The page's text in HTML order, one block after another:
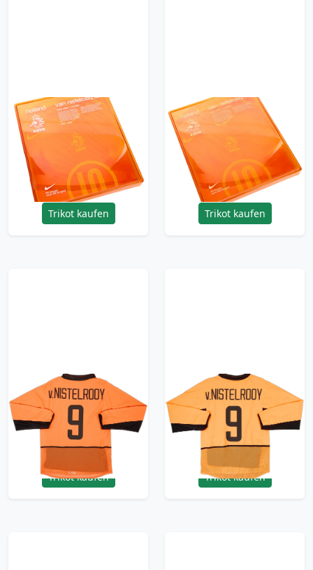
2004-06 Netherlands
Limited Edition Player
Issue Home Shirt
0848/5000 v.
Nistelrooy #10 (L)
539.99£ · ca. €637
Trikot kaufen
2004-06 Netherlands
Limited Edition Player
Issue Home Shirt
2561/5000 v.
Nistelrooy #10 (L)
479.99£ · ca. €566
Trikot kaufen
2002-04 Netherlands
Player Issue Home L/S
Shirt V.Nistelrooy #9 -
8/10 - (M)
479.99£ · ca. €566
Trikot kaufen
2002-04 Netherlands
Player Issue Home L/S
Shirt V.Nistelrooy #9 -
8/10 - (S)
419.99£ · ca. €496
Trikot kaufen